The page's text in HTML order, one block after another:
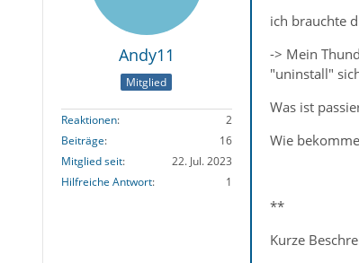
Andy11
Mitglied
Reaktionen
2
Beiträge
16
Mitglied seit
22. Jul. 2023
Hilfreiche Antwort
1
ich brauchte
-> Mein
"uninstall"
Was ist
Wie
**
Kurze